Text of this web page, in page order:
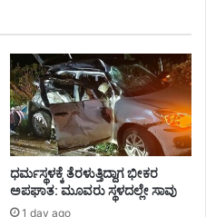
ಧರ್ಮಸ್ಥಳಕ್ಕೆ ತೆರಳುತ್ತಿದ್ದಾಗ ಭೀಕರ
ಅಪಘಾತ: ಮೂವರು ಸ್ಥಳದಲ್ಲೇ ಸಾವು
1 day ago